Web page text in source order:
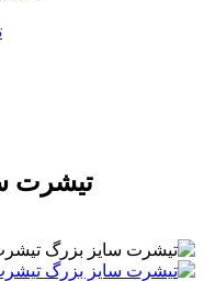
تیشرت